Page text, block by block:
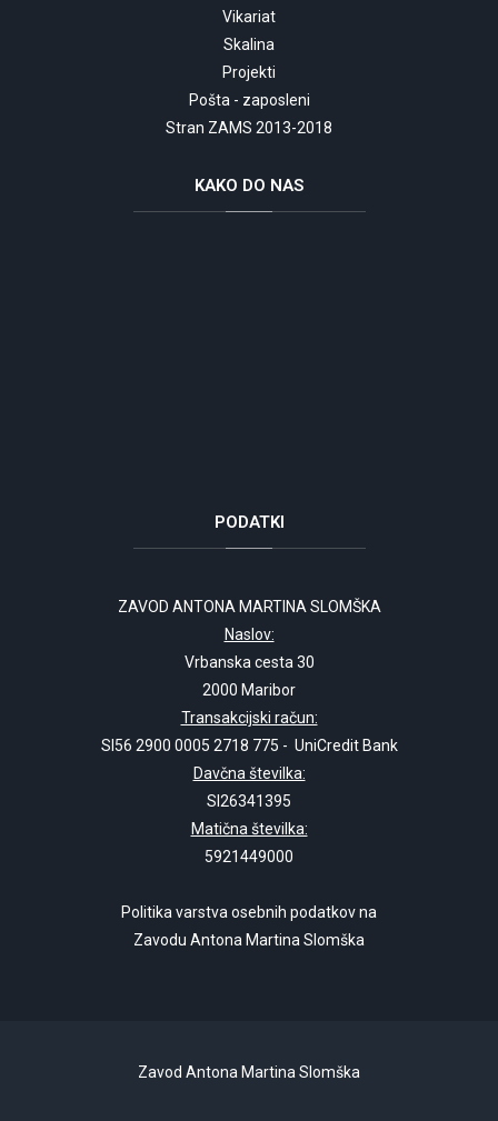
Vikariat
Skalina
Projekti
Pošta - zaposleni
Stran ZAMS 2013-2018
KAKO DO NAS
PODATKI
ZAVOD ANTONA MARTINA SLOMŠKA
Naslov:
Vrbanska cesta 30
2000 Maribor
Transakcijski račun:
SI56 2900 0005 2718 775 - UniCredit Bank
Davčna številka:
SI26341395
Matična številka:
5921449000
Politika varstva osebnih podatkov na
Zavodu Antona Martina Slomška
Zavod Antona Martina Slomška